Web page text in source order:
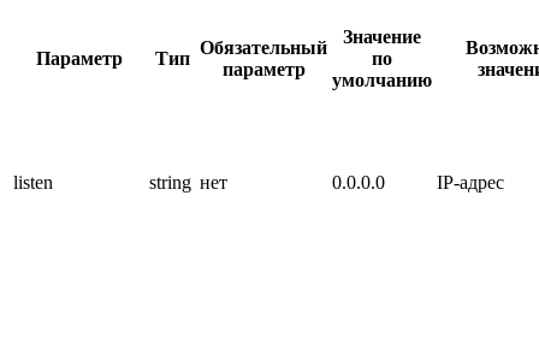
Параметр Тип
Обязательный
параметр
Значение
по
умолчанию
listen string нет 0.0.0.0 IP-адрес